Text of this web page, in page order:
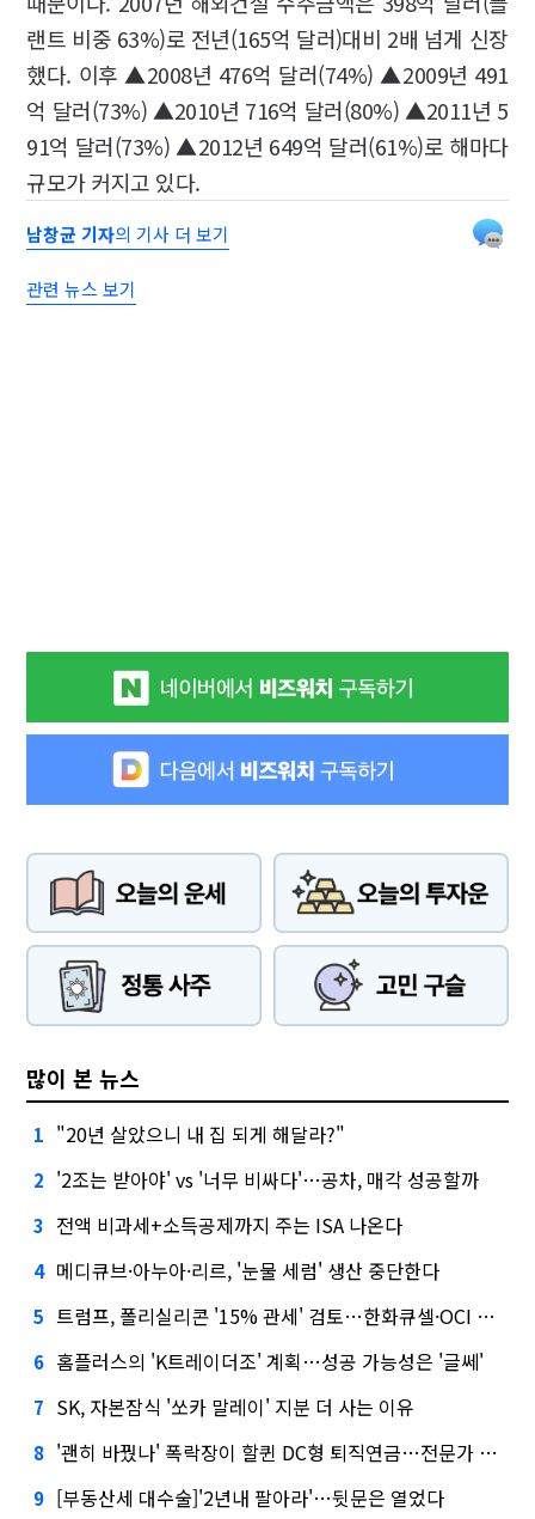
랜트 비중 63%)로 전년(165억 달러)대비 2배 넘게 신장
했다. 이후 ▲2008년 476억 달러(74%) ▲2009년 491
억 달러(73%) ▲2010년 716억 달러(80%) ▲2011년 5
91억 달러(73%) ▲2012년 649억 달러(61%)로 해마다
규모가 커지고 있다.
남창균 기자의 기사 더 보기
관련 뉴스 보기
많이 본 뉴스
1 "20년 살았으니 내 집 되게 해달라?"
2 '2조는 받아야' vs '너무 비싸다'…공차, 매각 성공할까
3 전액 비과세+소득공제까지 주는 ISA 나온다
4 메디큐브·아누아·리르, '눈물 세럼' 생산 중단한다
5 트럼프, 폴리실리콘 '15% 관세' 검토…한화큐셀·OCI 영향은?
6 홈플러스의 'K트레이더조' 계획…성공 가능성은 '글쎄'
7 SK, 자본잠식 '쏘카 말레이' 지분 더 사는 이유
8 '괜히 바꿨나' 폭락장이 할퀸 DC형 퇴직연금…전문가 조언은
9 [부동산세 대수술]'2년내 팔아라'…뒷문은 열었다